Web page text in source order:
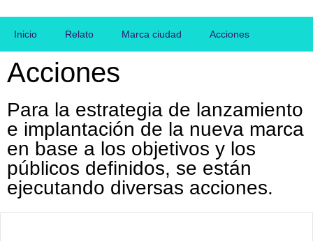
Inicio Relato Marca ciudad Acciones
Acciones
Para la estrategia de lanzamiento
e implantación de la nueva marca
en base a los objetivos y los
públicos definidos, se están
ejecutando diversas acciones.